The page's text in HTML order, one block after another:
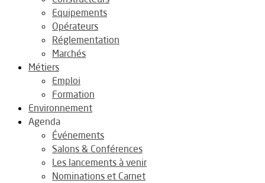
Equipements
Opérateurs
Réglementation
Marchés
Métiers
Emploi
Formation
Environnement
Agenda
Événements
Salons & Conférences
Les lancements à venir
Nominations et Carnet